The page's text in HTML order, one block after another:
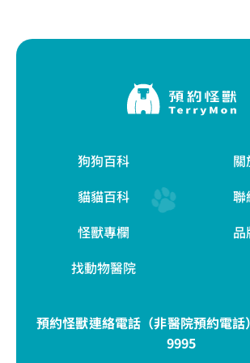
狗狗百科
貓貓百科
怪獸專欄
找動物醫院
關
聯
品
預約怪獸連絡電話（非醫院預約電話
9995